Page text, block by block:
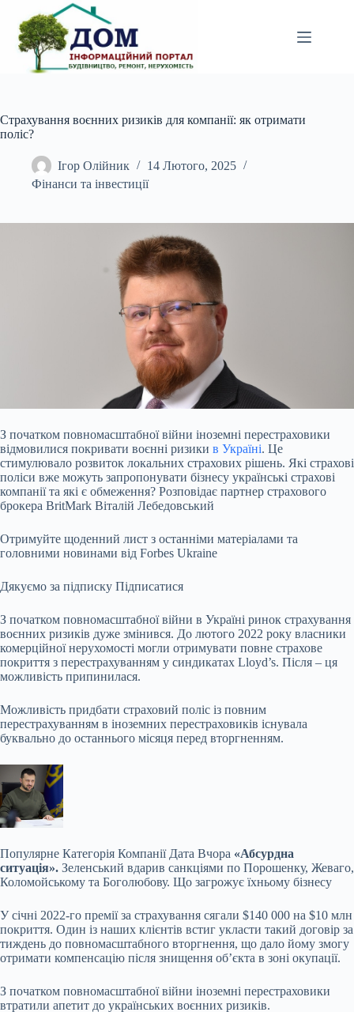
вмісту
Страхування воєнних ризиків для компанії: як отримати
поліс?
Ігор Олійник
14 Лютого, 2025
Фінанси та інвестиції
З початком повномасштабної війни іноземні перестраховики
відмовилися покривати воєнні ризики в Україні. Це
стимулювало розвиток локальних страхових рішень. Які страхові
поліси вже можуть запропонувати бізнесу українські страхові
компанії та які є обмеження? Розповідає партнер страхового
брокера BritMark Віталій Лебедовський
Отримуйте щоденний лист з останніми матеріалами та
головними новинами від Forbes Ukraine
Дякуємо за підписку Підписатися
З початком повномасштабної війни в Україні ринок страхування
воєнних ризиків дуже змінився. До лютого 2022 року власники
комерційної нерухомості могли отримувати повне страхове
покриття з перестрахуванням у синдикатах Lloyd’s. Після – ця
можливість припинилася.
Можливість придбати страховий поліс із повним
перестрахуванням в іноземних перестраховиків існувала
буквально до останнього місяця перед вторгненням.
Популярне Категорія Компанії Дата Вчора «Абсурдна
ситуація». Зеленський вдарив санкціями по Порошенку, Жеваго,
Коломойському та Боголюбову. Що загрожує їхньому бізнесу
У січні 2022-го премії за страхування сягали $140 000 на $10 млн
покриття. Один із наших клієнтів встиг укласти такий договір за
тиждень до повномасштабного вторгнення, що дало йому змогу
отримати компенсацію після знищення обʼєкта в зоні окупації.
З початком повномасштабної війни іноземні перестраховики
втратили апетит до українських воєнних ризиків.